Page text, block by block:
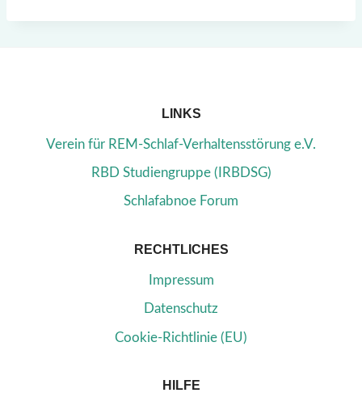
LINKS
Verein für REM-Schlaf-Verhaltensstörung e.V.
RBD Studiengruppe (IRBDSG)
Schlafabnoe Forum
RECHTLICHES
Impressum
Datenschutz
Cookie-Richtlinie (EU)
HILFE